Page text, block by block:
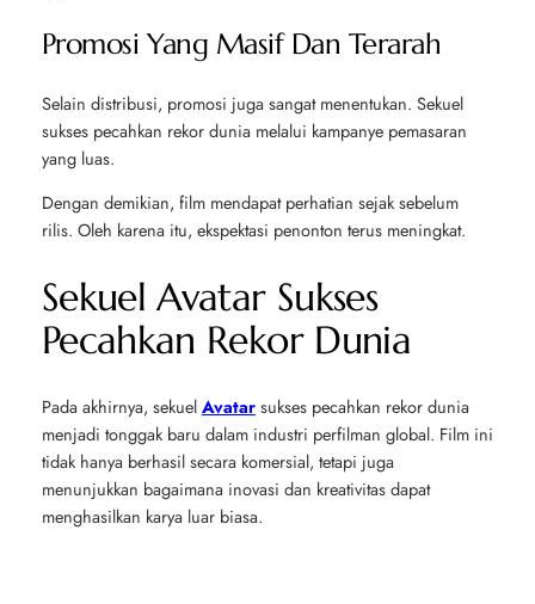
Promosi Yang Masif Dan Terarah
Selain distribusi, promosi juga sangat menentukan. Sekuel
sukses pecahkan rekor dunia melalui kampanye pemasaran
yang luas.
Dengan demikian, film mendapat perhatian sejak sebelum
rilis. Oleh karena itu, ekspektasi penonton terus meningkat.
Sekuel Avatar Sukses
Pecahkan Rekor Dunia
Pada akhirnya, sekuelAvatarsukses pecahkan rekor dunia
menjadi tonggak baru dalam industri perfilman global. Film ini
tidak hanya berhasil secara komersial, tetapi juga
menunjukkan bagaimana inovasi dan kreativitas dapat
menghasilkan karya luar biasa.